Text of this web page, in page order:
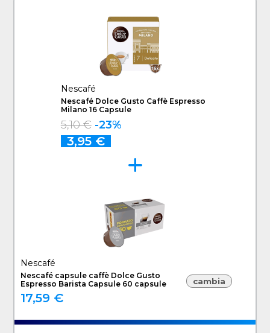
Nescafé
Nescafé Dolce Gusto Caffè Espresso
Milano 16 Capsule
5,10 € -23%
3,95 €
Nescafé
Nescafé capsule caffè Dolce Gusto
Espresso Barista Capsule 60 capsule
17,59 €
cambia